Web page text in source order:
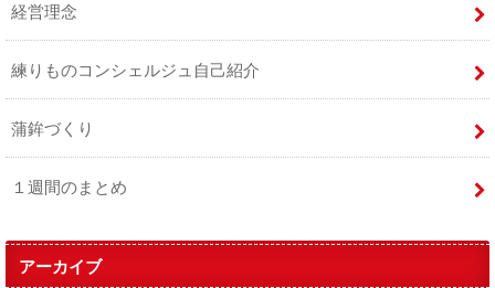
経営理念
練りものコンシェルジュ自己紹介
蒲鉾づくり
１週間のまとめ
アーカイブ